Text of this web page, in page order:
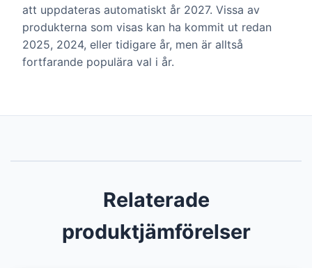
att uppdateras automatiskt år 2027. Vissa av
produkterna som visas kan ha kommit ut redan
2025, 2024, eller tidigare år, men är alltså
fortfarande populära val i år.
Relaterade
produktjämförelser